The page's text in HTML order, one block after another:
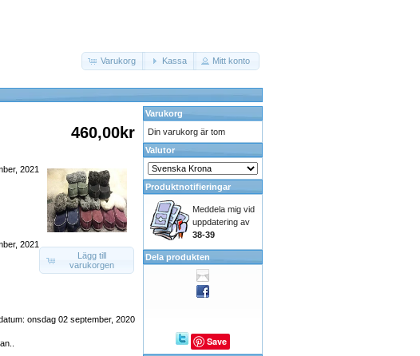
Varukorg Kassa Mitt konto
460,00kr
Lägg till
varukorgen
2021
2021
onsdag 02 september, 2020
Varukorg
Din varukorg är tom
Valutor
Produktnotifieringar
Meddela mig vid
uppdatering av
38-39
Dela produkten
Save